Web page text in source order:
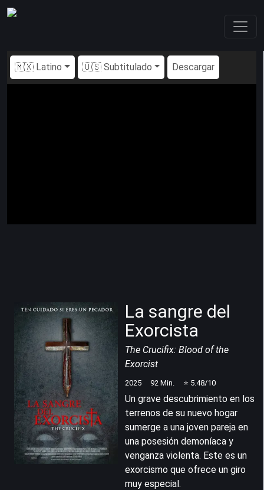
🇲🇽 Latino 🇺🇸 Subtitulado Descargar
La sangre del
Exorcista
The Crucifix: Blood of the
Exorcist
2025 92 Min. ⭐ 5.48/10
Un grave descubrimiento en los
terrenos de su nuevo hogar
sumerge a una joven pareja en
una posesión demoníaca y
venganza violenta. Este es un
exorcismo que ofrece un giro
muy especial.